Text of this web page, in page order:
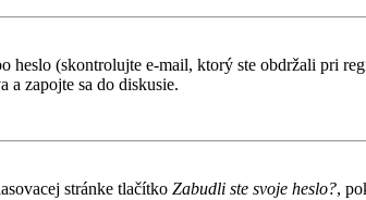
(skontrolujte e-mail, ktorý ste obdržali pri
a zapojte sa do diskusie.
stránke tlačítko Zabudli ste svoje heslo?,